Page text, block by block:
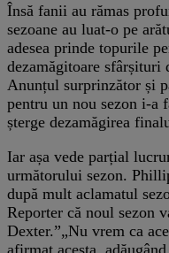
Însă fanii au rămas
sezoane au luat-o pe
adesea prinde topurile
dezamăgitoare sfârșituri
Anunțul surprinzător și
pentru un nou sezon i-a
șterge dezamăgirea
Iar așa vede parțial
următorului sezon.
după mult aclamatul
Reporter că noul sezon
Dexter.”„Nu vrem ca
afirmat acesta,